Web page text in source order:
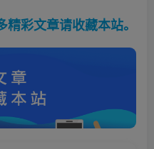
彩文章请收藏本站。